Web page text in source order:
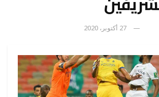
27 أكتوبر، 2020